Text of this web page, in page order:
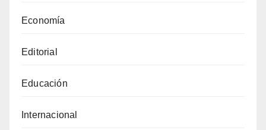
Economía
Editorial
Educación
Internacional